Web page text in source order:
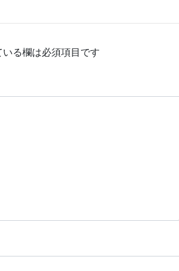
いる欄は必須項目です